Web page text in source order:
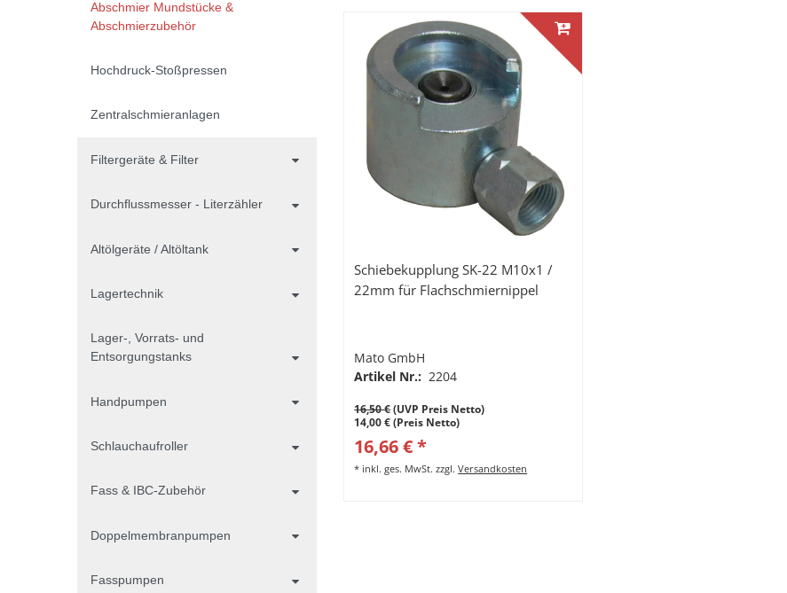
Abschmier Mundstücke &
Abschmierzubehör
Hochdruck-Stoßpressen
Zentralschmieranlagen
Filtergeräte & Filter
Durchflussmesser - Literzähler
Altölgeräte / Altöltank
Lagertechnik
Lager-, Vorrats- und
Entsorgungstanks
Handpumpen
Schlauchaufroller
Fass & IBC-Zubehör
Doppelmembranpumpen
Fasspumpen
Schiebekupplung SK-22 M10x1 /
22mm für Flachschmiernippel
Mato GmbH
Artikel Nr.: 2204
16,50 €(UVP Preis Netto)
14,00 € (Preis Netto)
16,66 € *
* inkl. ges. MwSt. zzgl.Versandkosten